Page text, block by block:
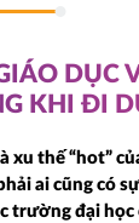
DỤC
KHI ĐI
xu thế “hot”
ai cũng có
trường đại học